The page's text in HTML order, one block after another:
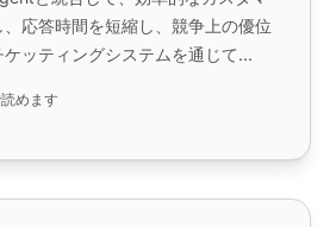
応答時間を短縮し、競争上の優位
ッティングシステムを通じて
して、カスタマーサポートを強化
めます